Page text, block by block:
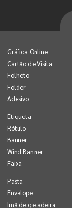
Gráfica Online
Cartão de Visita
Folheto
Folder
Adesivo
Etiqueta
Rótulo
Banner
Wind Banner
Faixa
Pasta
Envelope
Imã de geladeira